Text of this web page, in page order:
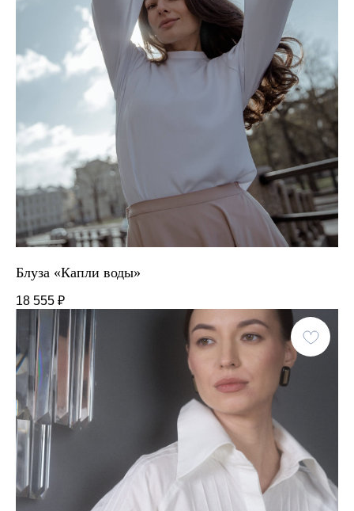
Блуза «Капли воды»
18 555 ₽